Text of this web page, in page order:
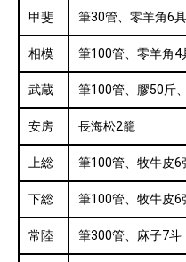
甲斐 筆30管、零羊角6
相模 筆100管、零羊角4
武蔵 筆100管、膠50斤
安房 長海松2籠
上総 筆100管、牧牛皮6
下総 筆100管、牧牛皮6
常陸 筆300管、麻子7斗